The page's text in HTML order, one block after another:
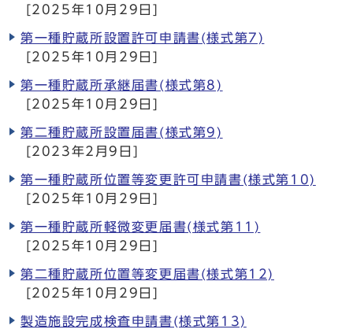
[2025年10月29日]
第一種貯蔵所設置許可申請書(様式第7)
[2025年10月29日]
第一種貯蔵所承継届書(様式第8)
[2025年10月29日]
第二種貯蔵所設置届書(様式第9)
[2023年2月9日]
第一種貯蔵所位置等変更許可申請書(様式第10)
[2025年10月29日]
第一種貯蔵所軽微変更届書(様式第11)
[2025年10月29日]
第二種貯蔵所位置等変更届書(様式第12)
[2025年10月29日]
製造施設完成検査申請書(様式第13)